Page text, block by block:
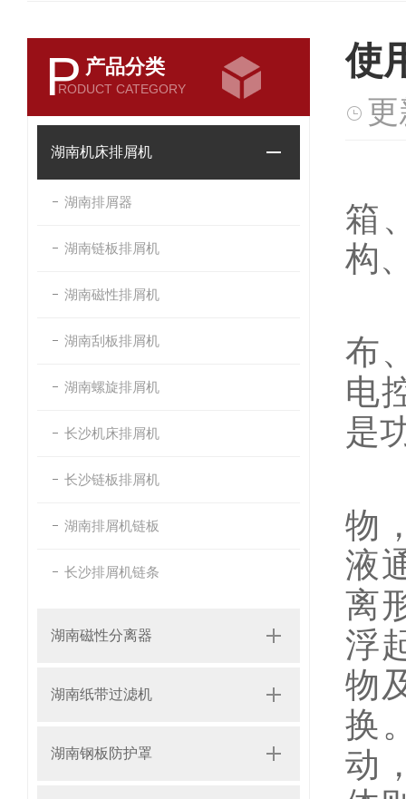
P 产品分类
RODUCT CATEGORY
湖南机床排屑机
湖南排屑器
湖南链板排屑机
湖南磁性排屑机
湖南刮板排屑机
湖南螺旋排屑机
长沙机床排屑机
长沙链板排屑机
湖南排屑机链板
长沙排屑机链条
湖南磁性分离器
湖南纸带过滤机
湖南钢板防护罩
使
箱
构
布
电
是
物
液
离
浮
物
换
动